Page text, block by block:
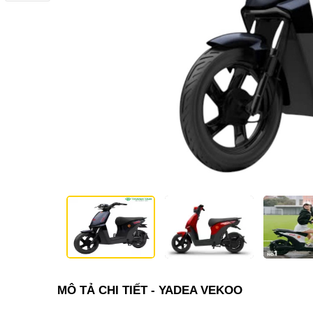
MÔ TẢ CHI TIẾT - YADEA VEKOO